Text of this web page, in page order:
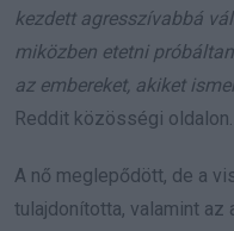
kezdett agresszívabbá
miközben etetni
az embereket, akiket
Reddit közösségi oldalon.
A nő meglepődött, de a
tulajdonította, valamint az